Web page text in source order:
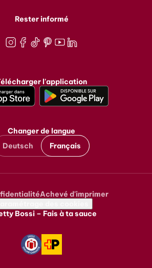
Rester informé
l'application
Changer de langue
Deutsch
Français
Achevé d'imprimer
Bossi – Fais à ta sauce